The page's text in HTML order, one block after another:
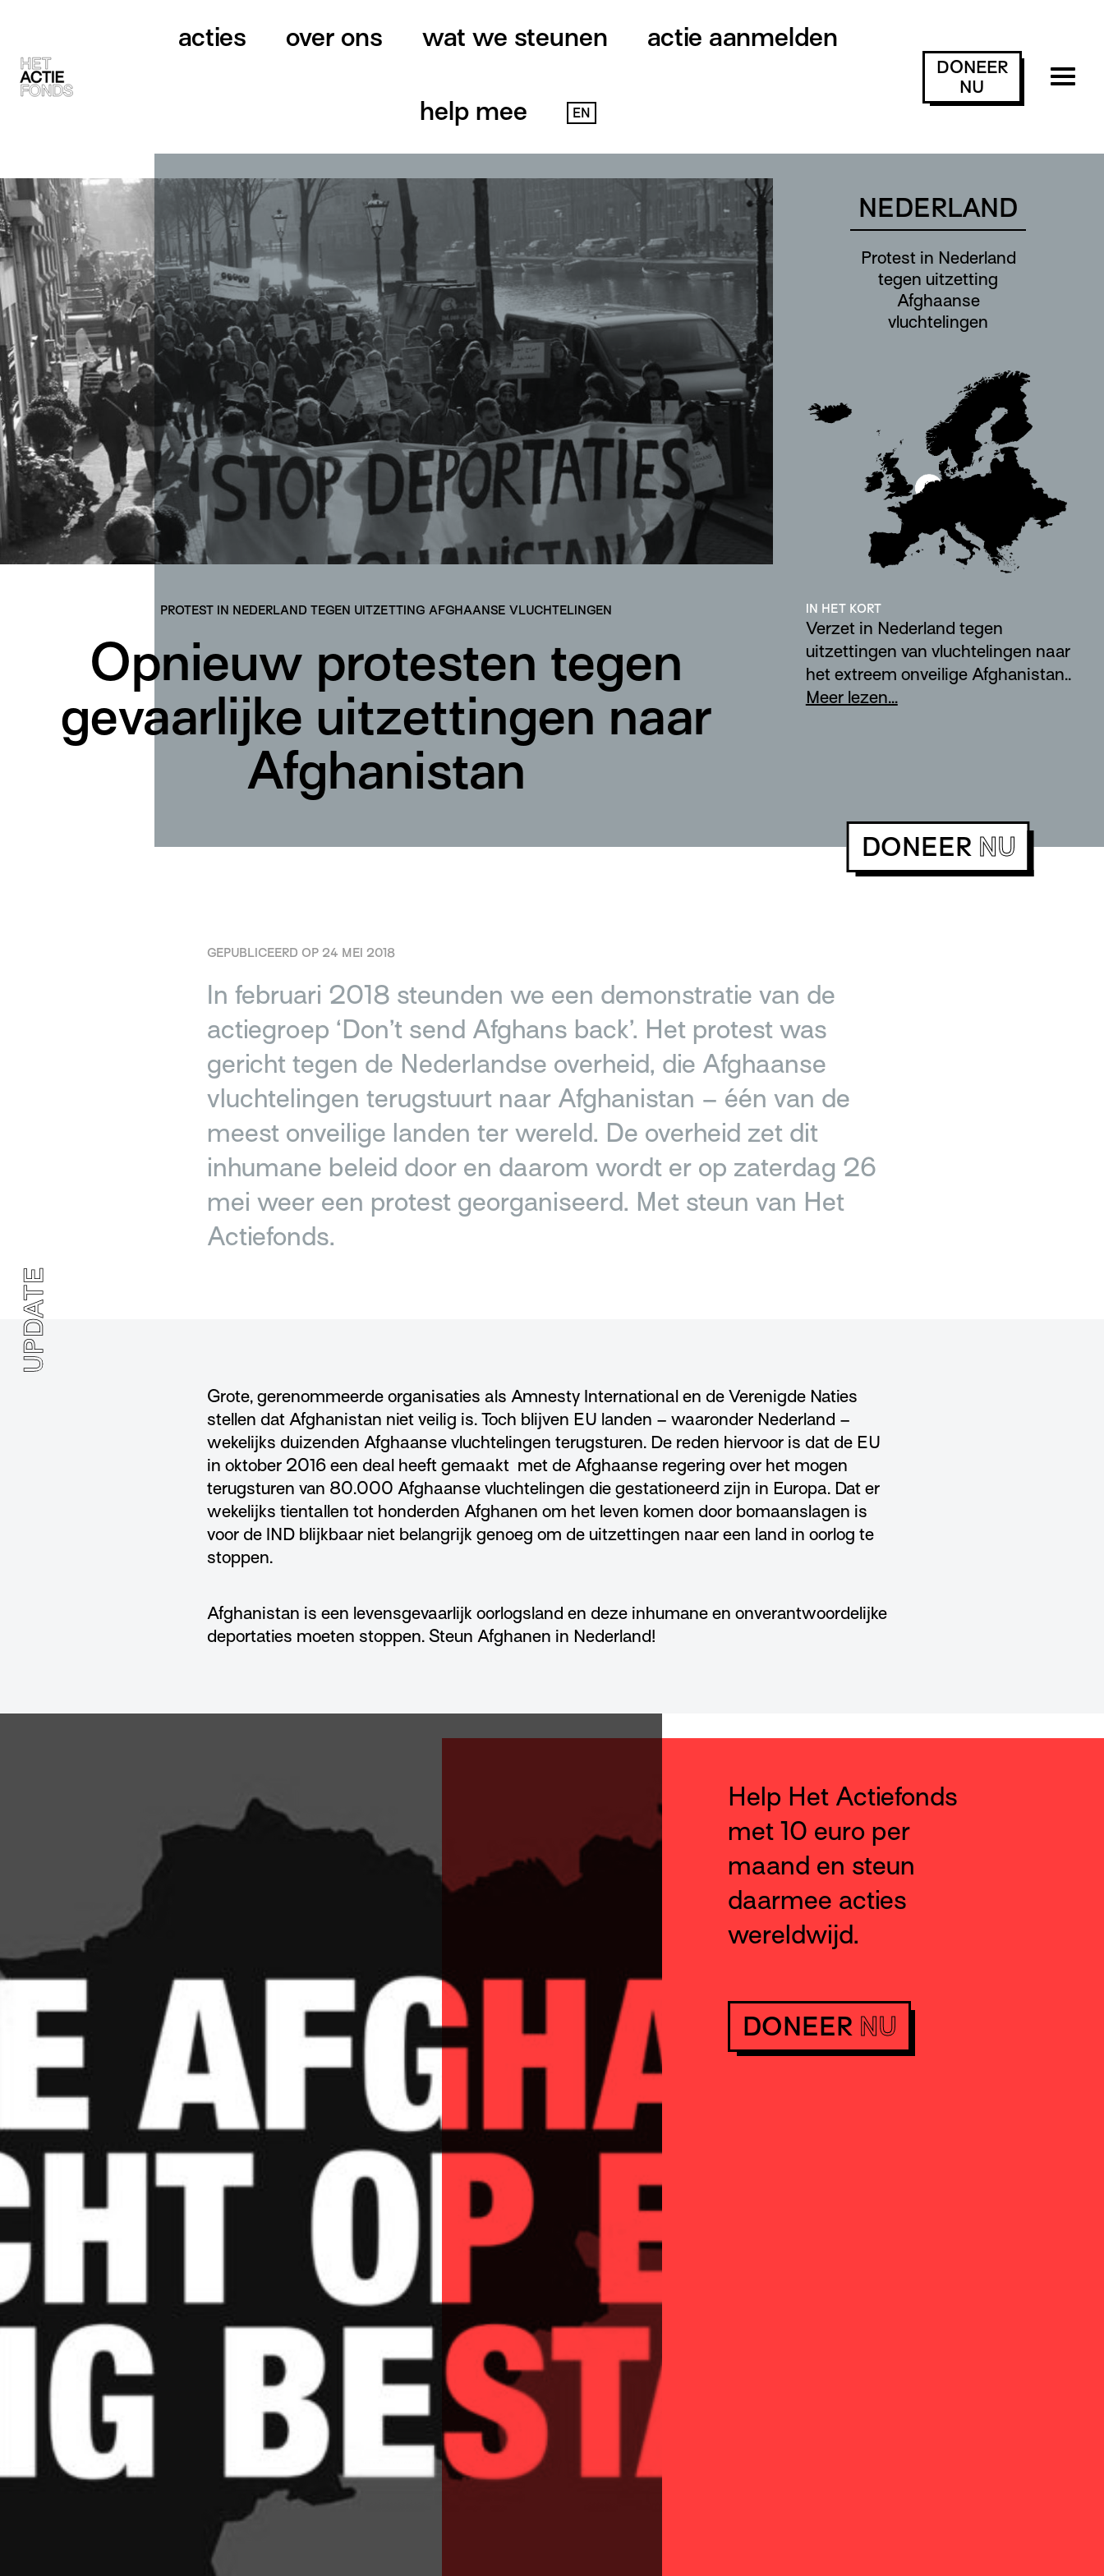
acties over ons wat we steunen actie aanmelden
help mee EN
DONEER
NU
PROTEST IN NEDERLAND TEGEN UITZETTING AFGHAANSE VLUCHTELINGEN
Opnieuw protesten tegen
gevaarlijke uitzettingen naar
Afghanistan
NEDERLAND
Protest in Nederland
tegen uitzetting
Afghaanse
vluchtelingen
IN HET KORT
Verzet in Nederland tegen
uitzettingen van vluchtelingen naar
het extreem onveilige Afghanistan..
Meer lezen...
DONEER NU
GEPUBLICEERD OP 24 MEI 2018
In februari 2018 steunden we een demonstratie van de
actiegroep ‘Don’t send Afghans back’. Het protest was
gericht tegen de Nederlandse overheid, die Afghaanse
vluchtelingen terugstuurt naar Afghanistan – één van de
meest onveilige landen ter wereld. De overheid zet dit
inhumane beleid door en daarom wordt er op zaterdag 26
mei weer een protest georganiseerd. Met steun van Het
Actiefonds.
UPDATE
Grote, gerenommeerde organisaties als Amnesty International en de Verenigde Naties
stellen dat Afghanistan niet veilig is. Toch blijven EU landen – waaronder Nederland –
wekelijks duizenden Afghaanse vluchtelingen terugsturen. De reden hiervoor is dat de EU
in oktober 2016 een deal heeft gemaakt met de Afghaanse regering over het mogen
terugsturen van 80.000 Afghaanse vluchtelingen die gestationeerd zijn in Europa. Dat er
wekelijks tientallen tot honderden Afghanen om het leven komen door bomaanslagen is
voor de IND blijkbaar niet belangrijk genoeg om de uitzettingen naar een land in oorlog te
stoppen.
Afghanistan is een levensgevaarlijk oorlogsland en deze inhumane en onverantwoordelijke
deportaties moeten stoppen. Steun Afghanen in Nederland!
Help Het Actiefonds
met 10 euro per
maand en steun
daarmee acties
wereldwijd.
DONEER NU